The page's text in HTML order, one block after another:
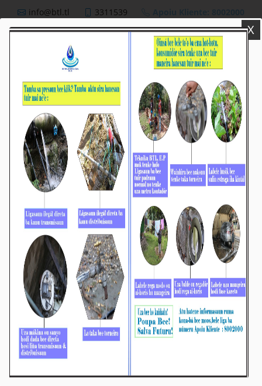
info@btl.tl 3311539
BTL, E.P Hamutuk ho MCA-TP, I.P, MCC
Enkontru ho Stantec Consulting Internasional
X